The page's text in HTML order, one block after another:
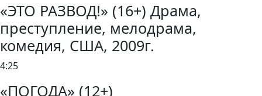
«ЭТО РАЗВОД!» (16+) Драма,
преступление, мелодрама,
комедия, США, 2009г.
4:25
«ПОГОДА» (12+)